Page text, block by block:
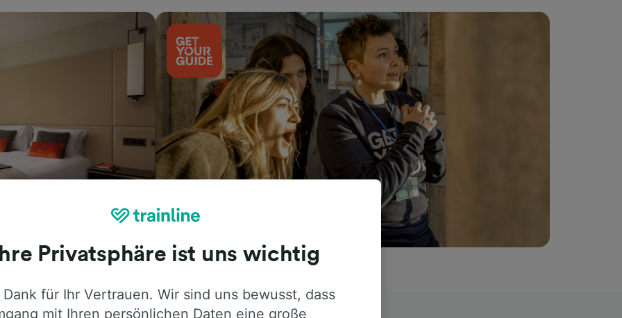
Aktivitäten
Ihre Privatsphäre ist uns wichtig
für Ihr Vertrauen. Wir sind uns bewusst, dass
mit Ihren persönlichen Daten eine große